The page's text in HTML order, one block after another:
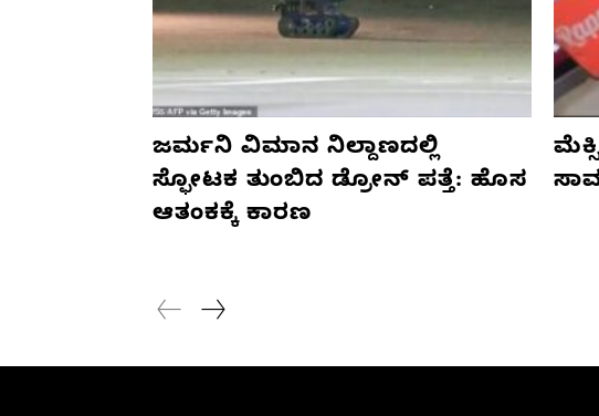
ಜರ್ಮನಿ ವಿಮಾನ ನಿಲ್ದಾಣದಲ್ಲಿ
ಸ್ಫೋಟಕ ತುಂಬಿದ ಡ್ರೋನ್ ಪತ್ತೆ: ಹೊಸ
ಆತಂಕಕ್ಕೆ ಕಾರಣ